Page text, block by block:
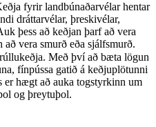
fyrir landbúnaðarvélar hentar
dráttarvélar, þreskivélar,
þess að keðjan þarf að vera
vera smurð eða sjálfsmurð.
Með því að bæta lögun
fínpússa gatið á keðjuplötunni
er hægt að auka togstyrkinn um
og þreytuþol.